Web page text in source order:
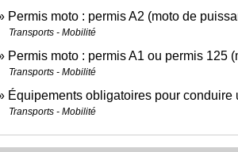
Permis moto : permis A2 (moto de
Transports - Mobilité
Permis moto : permis A1 ou permis 125
Transports - Mobilité
Équipements obligatoires pour conduire
Transports - Mobilité